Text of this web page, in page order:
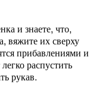
и знаете, что,
вяжите их сверху
прибавлениями и
распустить
рукав.